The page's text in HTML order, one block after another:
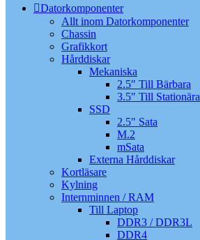
Datorkomponenter
Allt inom Datorkomponenter
Chassin
Grafikkort
Hårddiskar
Mekaniska
2.5″ Till Bärbara
3.5″ Till Stationära
SSD
2.5″ Sata
M.2
mSata
Externa Hårddiskar
Kortläsare
Kylning
Internminnen / RAM
Till Laptop
DDR3 / DDR3L
DDR4